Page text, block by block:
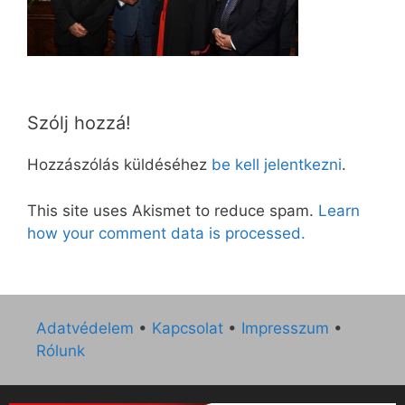
Szólj hozzá!
Hozzászólás küldéséhez be kell jelentkezni.
This site uses Akismet to reduce spam. Learn
how your comment data is processed.
Adatvédelem • Kapcsolat • Impresszum •
Rólunk